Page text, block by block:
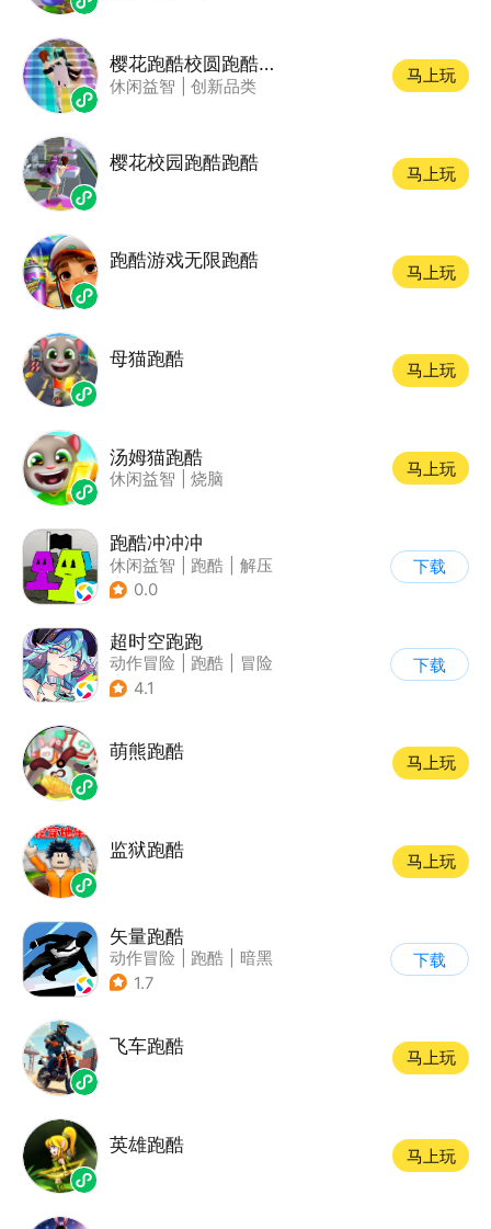
樱花跑酷校圆跑酷小游戏
休闲益智 创新品类
马上玩
樱花校园跑酷跑酷
马上玩
跑酷游戏无限跑酷
马上玩
母猫跑酷
马上玩
汤姆猫跑酷
休闲益智 烧脑
马上玩
跑酷冲冲冲
休闲益智 跑酷
解压
| 清新
0.0
下载
超时空跑跑
动作冒险 跑酷
冒险
| 沙盒
4.1
下载
萌熊跑酷
马上玩
监狱跑酷
马上玩
矢量跑酷
动作冒险 跑酷
暗黑
| 通关
1.7
下载
飞车跑酷
马上玩
英雄跑酷
马上玩